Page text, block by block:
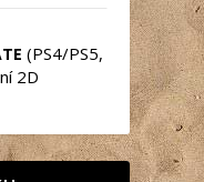
(PS4/PS5,
2D